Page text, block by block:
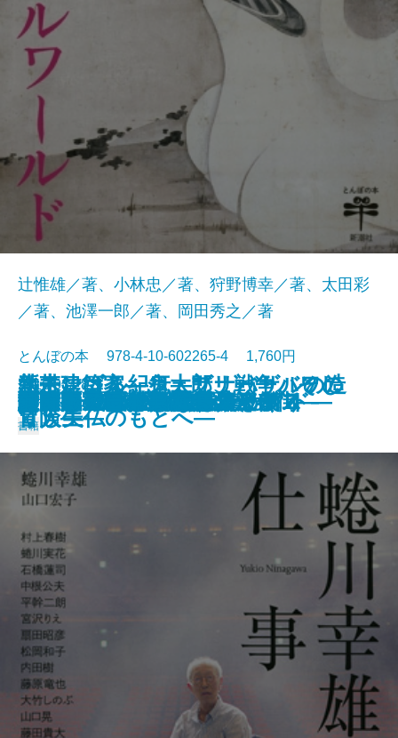
ブリューゲルの世界
新生オルセー美術館
台南―「日本」に出会える街―
正倉院宝物―181点鑑賞ガイド―
竹宮惠子カレイドスコープ
ゴヤ「戦争と平和」
意匠の天才 小村雪岱
スヌーピーのひみつ A to Z
新モンゴル紀行―ザナバザルの造
りし美仏のもとへ―
若冲ワンダフルワールド
辻惟雄／著、小林忠／著、狩野博幸／著、太田彩
／著、池澤一郎／著、岡田秀之／著
とんぼの本 978-4-10-602265-4 1,760円
2016/03/28
書籍
蜷川幸雄の仕事
熱帯建築家―ジェフリー・バワの
冒険―
白洲家の晩ごはん
水木しげる―鬼太郎、戦争、そし
て人生―
イタリアの小さな工房めぐり
向田邦子 おしゃれの流儀
謎解き ヒエロニムス・ボス
スイスアルプス旅事典
あらもの図鑑
熱闘！ 日本美術史